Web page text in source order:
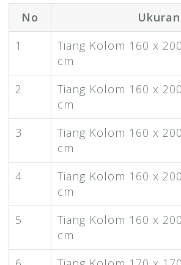
No Ukuran
1
Tiang Kolom 160 x
cm
2
Tiang Kolom 160 x
cm
3
Tiang Kolom 160 x
cm
4
Tiang Kolom 160 x
cm
5
Tiang Kolom 160 x
cm